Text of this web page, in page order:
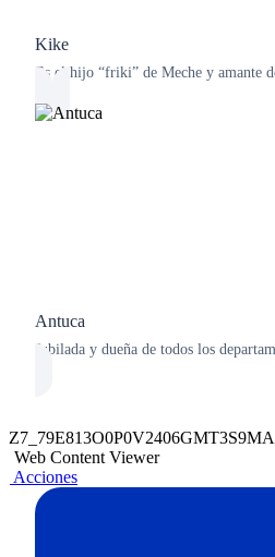
Kike
Es el hijo “friki” de Meche y amante
Antuca
Jubilada y dueña de todos los
Web Content Viewer
Acciones